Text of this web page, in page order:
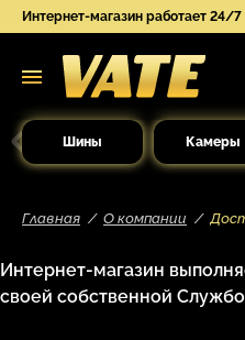
Интернет-магазин работает 24/7
Шины Камеры
Главная О компании
Интернет-магазин
своей собственной